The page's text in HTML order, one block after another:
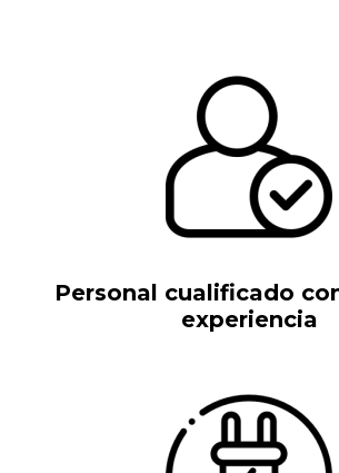
Personal cualificado
experiencia